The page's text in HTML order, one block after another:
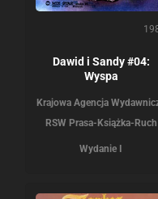
Dawid i Sandy #04:
Wyspa
Krajowa Agencja
RSW Prasa-Książka-Ruch
Wydanie I